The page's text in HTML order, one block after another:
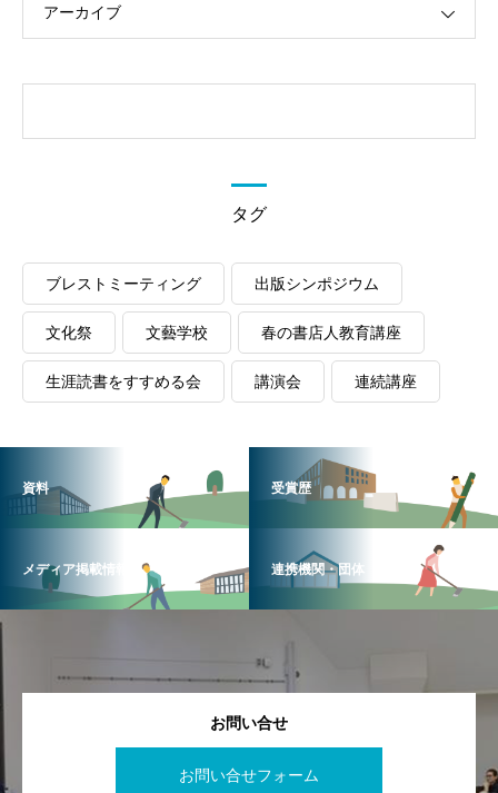
アーカイブ
タグ
ブレストミーティング 出版シンポジウム
文化祭 文藝学校 春の書店人教育講座
生涯読書をすすめる会 講演会 連続講座
資料 受賞歴
メディア掲載情報 連携機関・団体
お問い合せ
お問い合せフォーム